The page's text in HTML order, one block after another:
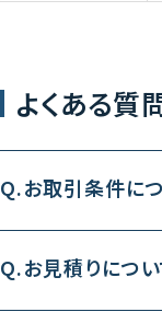
よくある質
Q.お取引条件に
Q.お見積りについ